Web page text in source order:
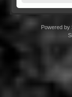
Powered by